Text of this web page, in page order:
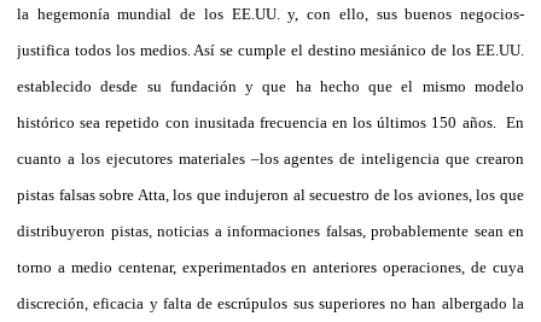
la hegemonía mundial de los EE.UU. y, con ello, sus buenos negocios-
justifica todos los medios. Así se cumple el destino mesiánico de los EE.UU.
establecido desde su fundación y que ha hecho que el mismo modelo
histórico sea repetido con inusitada frecuencia en los últimos 150 años. En
cuanto a los ejecutores materiales –los agentes de inteligencia que crearon
pistas falsas sobre Atta, los que indujeron al secuestro de los aviones, los que
distribuyeron pistas, noticias a informaciones falsas, probablemente sean en
torno a medio centenar, experimentados en anteriores operaciones, de cuya
discreción, eficacia y falta de escrúpulos sus superiores no han albergado la